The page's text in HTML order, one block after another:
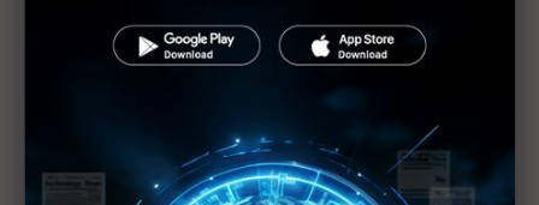
NVIDIA H200、中製AI晶片可分工 分析稱可助推中
AI吃電怪獸催生專屬電廠 燃料電池、SMR有望解
AIDC缺電困局？